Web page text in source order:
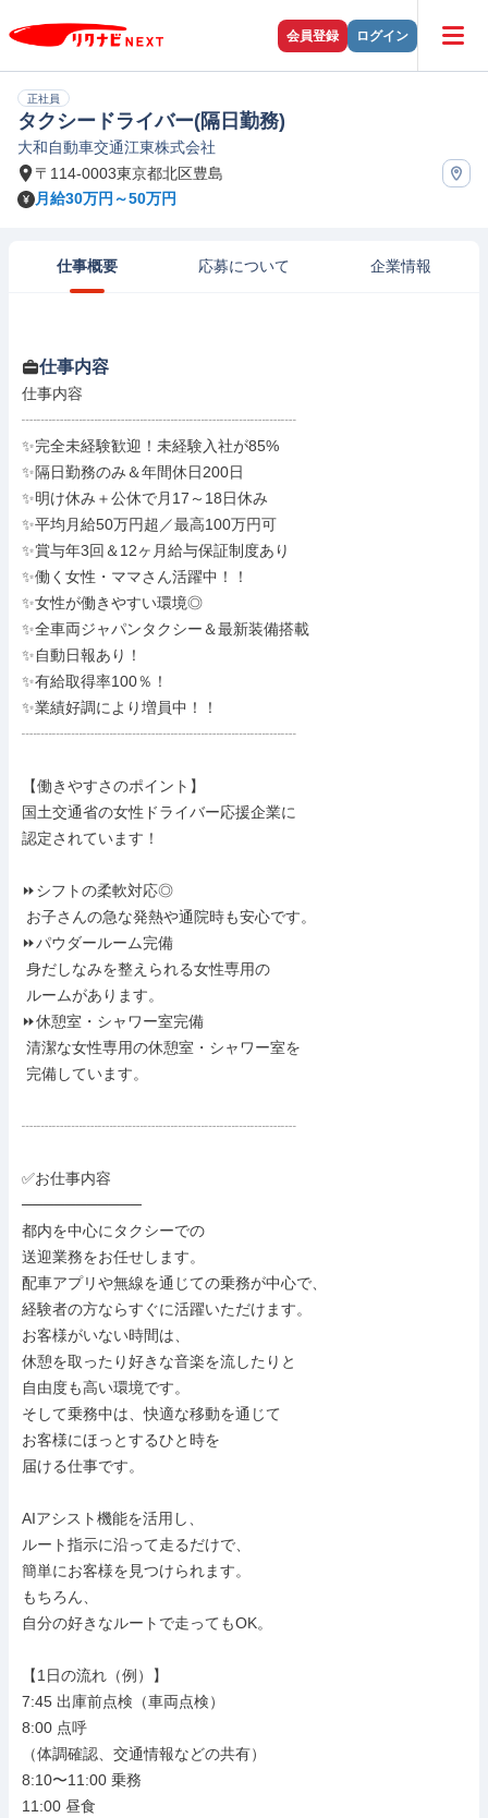
会員登録 ログイン
正社員
タクシードライバー(隔日勤務)
大和自動車交通江東株式会社
〒114-0003東京都北区豊島
月給30万円～50万円
仕事概要 応募について 企業情報
仕事内容
仕事内容
┈┈┈┈┈┈┈┈┈┈┈┈┈┈┈┈┈┈
✨完全未経験歓迎！未経験入社が85%
✨隔日勤務のみ＆年間休日200日
✨明け休み＋公休で月17～18日休み
✨平均月給50万円超／最高100万円可
✨賞与年3回＆12ヶ月給与保証制度あり
✨働く女性・ママさん活躍中！！
✨女性が働きやすい環境◎
✨全車両ジャパンタクシー＆最新装備搭載
✨自動日報あり！
✨有給取得率100％！
✨業績好調により増員中！！
┈┈┈┈┈┈┈┈┈┈┈┈┈┈┈┈┈┈
【働きやすさのポイント】
国土交通省の女性ドライバー応援企業に
認定されています！
⏩シフトの柔軟対応◎
⏩パウダールーム完備
⏩休憩室・シャワー室完備
┈┈┈┈┈┈┈┈┈┈┈┈┈┈┈┈┈┈
✅お仕事内容
───────────
都内を中心にタクシーでの
送迎業務をお任せします。
配車アプリや無線を通じての乗務が中心で、
経験者の方ならすぐに活躍いただけます。
お客様がいない時間は、
休憩を取ったり好きな音楽を流したりと
自由度も高い環境です。
そして乗務中は、快適な移動を通じて
お客様にほっとするひと時を
届ける仕事です。
AIアシスト機能を活用し、
ルート指示に沿って走るだけで、
簡単にお客様を見つけられます。
もちろん、
自分の好きなルートで走ってもOK。
【1日の流れ（例）】
7:45 出庫前点検（車両点検）
8:00 点呼
（体調確認、交通情報などの共有）
8:10〜11:00 乗務
11:00 昼食